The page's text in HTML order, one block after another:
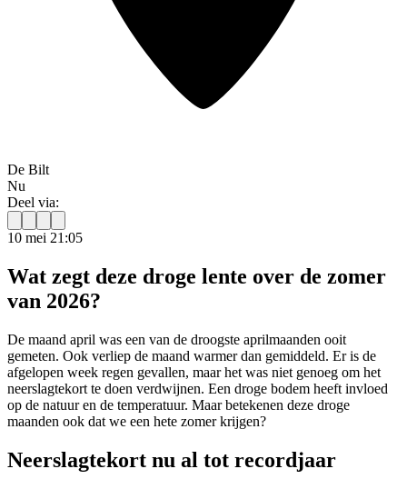
De Bilt
Nu
Deel via:
10 mei 21:05
Wat zegt deze droge lente over de zomer
van 2026?
De maand april was een van de droogste aprilmaanden ooit
gemeten. Ook verliep de maand warmer dan gemiddeld. Er is de
afgelopen week regen gevallen, maar het was niet genoeg om het
neerslagtekort te doen verdwijnen. Een droge bodem heeft invloed
op de natuur en de temperatuur. Maar betekenen deze droge
maanden ook dat we een hete zomer krijgen?
Neerslagtekort nu al tot recordjaar